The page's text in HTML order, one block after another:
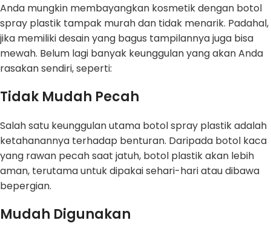
Anda mungkin membayangkan kosmetik dengan botol
spray plastik tampak murah dan tidak menarik. Padahal,
jika memiliki desain yang bagus tampilannya juga bisa
mewah. Belum lagi banyak keunggulan yang akan Anda
rasakan sendiri, seperti:
Tidak Mudah Pecah
Salah satu keunggulan utama botol spray plastik adalah
ketahanannya terhadap benturan. Daripada botol kaca
yang rawan pecah saat jatuh, botol plastik akan lebih
aman, terutama untuk dipakai sehari-hari atau dibawa
bepergian.
Mudah Digunakan